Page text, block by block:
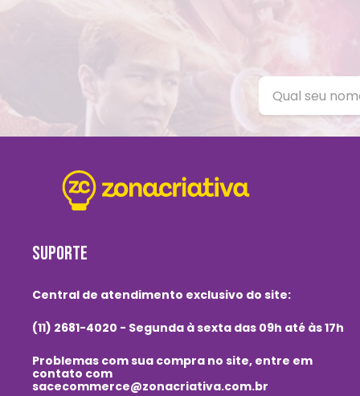
SUPORTE
Central de atendimento exclusivo do site:
(11) 2681-4020 - Segunda à sexta das 09h até às 17h
Problemas com sua compra no site, entre em
contato com
sacecommerce@zonacriativa.com.br